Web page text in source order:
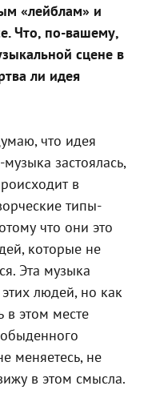
«лейблам» и
Что, по-вашему,
сцене в
ли идея
что идея
застоялась,
в
типы-
что они это
которые не
Эта музыка
этих людей, но как
в этом месте
меняетесь, не
в этом смысла.